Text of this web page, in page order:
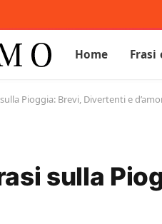
Home Frasi
Pioggia: Brevi, Divertenti e
sulla